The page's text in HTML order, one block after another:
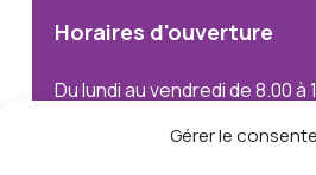
Gérer le
Horaires d'ouverture
Du lundi au vendredi de 8.00 à